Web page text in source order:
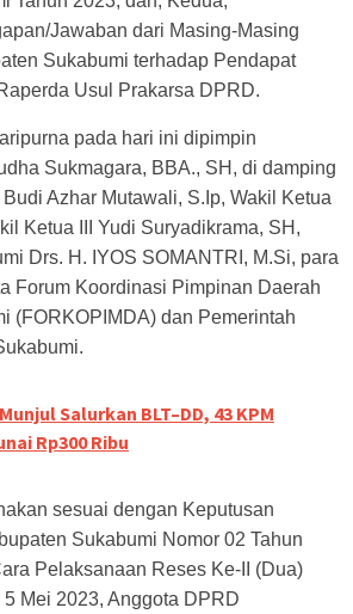
Jawaban dari Masing-Masing
Sukabumi terhadap Pendapat
Usul Prakarsa DPRD.
pada hari ini dipimpin
Sukmagara, BBA., SH, di damping
Azhar Mutawali, S.Ip, Wakil
Ketua
Ketua III Yudi Suryadikrama, SH,
Drs. H. IYOS SOMANTRI, M.Si, para
Forum Koordinasi Pimpinan Daerah
(FORKOPIMDA) dan Pemerintah
Salurkan BLT–DD, 43 KPM
Rp300 Ribu
sesuai dengan Keputusan
Sukabumi Nomor 02 Tahun
Pelaksanaan Reses Ke-II (Dua)
Mei 2023, Anggota DPRD